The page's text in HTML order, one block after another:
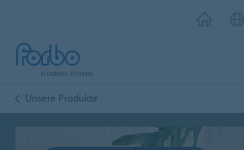
Unsere Produkte